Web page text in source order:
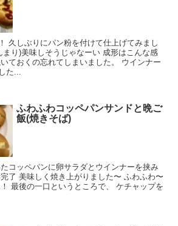
久しぶりにパン粉を付けて仕上げてみまし
り)美味しそうじゃなーい 成形はこんな感
ておくの忘れてしまいました。 ウインナー
た...
ふわふわコッペパンサンドと晩ご
飯(焼きそば)
コッペパンに卵サラダとウインナーを挟み
了 美味しく焼き上がりました〜 ふわふわ〜
最後の一口というところで、 ケチャップを